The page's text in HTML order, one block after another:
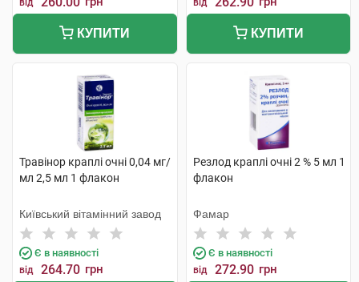
від
КУПИТИ
від
КУПИТИ
Травінор краплі очні 0,04 мг/
мл 2,5 мл 1 флакон
Київський вітамінний завод
Є в наявності
від 264.70 грн
Резлод краплі очні 2 % 5 мл 1
флакон
Фамар
Є в наявності
від 272.90 грн